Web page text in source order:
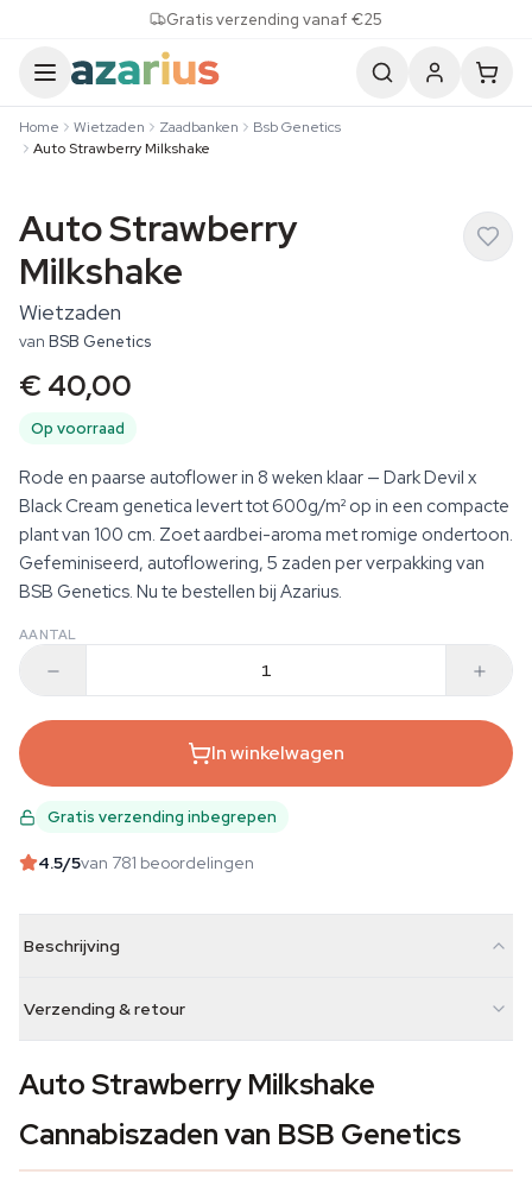
Gratis verzending vanaf €25
Home Wietzaden Zaadbanken
Bsb Genetics
Auto Strawberry Milkshake
Auto Strawberry
Milkshake
Wietzaden
van BSB Genetics
€ 40,00
Op voorraad
Rode en paarse autoflower in 8 weken klaar — Dark Devil x
Black Cream genetica levert tot 600g/m² op in een compacte
plant van 100 cm. Zoet aardbei-aroma met romige ondertoon.
Gefeminiseerd, autoflowering, 5 zaden per verpakking van
BSB Genetics. Nu te bestellen bij Azarius.
AANTAL
In winkelwagen
Gratis verzending inbegrepen
4.5/5van 781 beoordelingen
Beschrijving
Verzending & retour
Auto Strawberry Milkshake
Cannabiszaden van BSB Genetics